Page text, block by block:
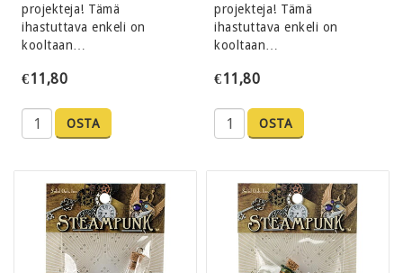
projekteja! Tämä
ihastuttava enkeli on
kooltaan…
€11,80
OSTA
projekteja! Tämä
ihastuttava enkeli on
kooltaan…
€11,80
OSTA